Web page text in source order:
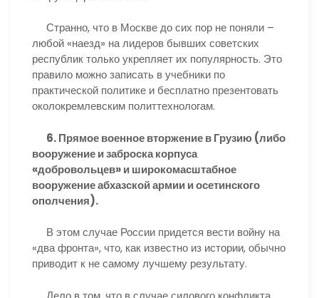
Странно, что в Москве до сих пор не поняли –
любой «наезд» на лидеров бывших советских
республик только укрепляет их популярность. Это
правило можно записать в учебники по
практической политике и бесплатно презентовать
околокремлевским политтехнологам.
6. Прямое военное вторжение в Грузию (либо
вооружение и заброска корпуса
«добровольцев» и широкомасштабное
вооружение абхазской армии и осетинского
ополчения).
В этом случае России придется вести войну на
«два фронта», что, как известно из истории, обычно
приводит к не самому лучшему результату.